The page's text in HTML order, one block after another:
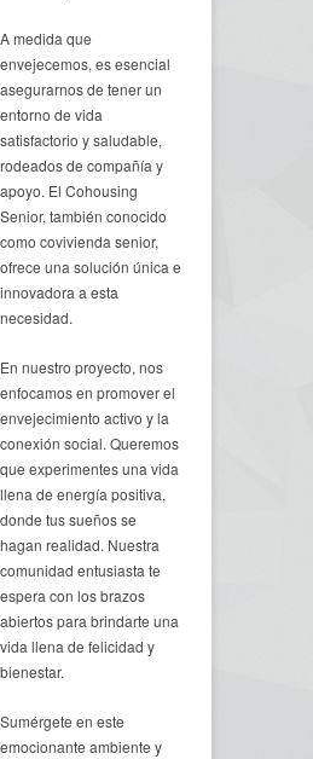
A medida que
envejecemos, es esencial
asegurarnos de tener un
entorno de vida
satisfactorio y saludable,
rodeados de compañía y
apoyo. El Cohousing
Senior, también conocido
como covivienda senior,
ofrece una solución única e
innovadora a esta
necesidad.
En nuestro proyecto, nos
enfocamos en promover el
envejecimiento activo y la
conexión social. Queremos
que experimentes una vida
llena de energía positiva,
donde tus sueños se
hagan realidad. Nuestra
comunidad entusiasta te
espera con los brazos
abiertos para brindarte una
vida llena de felicidad y
bienestar.
Sumérgete en este
emocionante ambiente y